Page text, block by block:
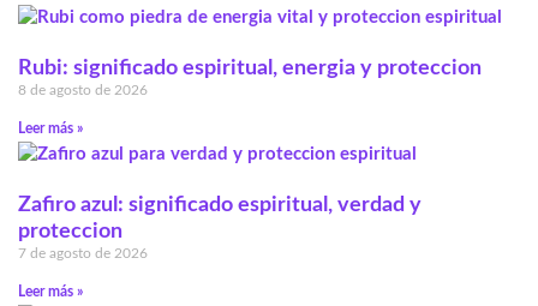
Rubi: significado espiritual, energia y proteccion
8 de agosto de 2026
Leer más »
Zafiro azul: significado espiritual, verdad y
proteccion
7 de agosto de 2026
Leer más »